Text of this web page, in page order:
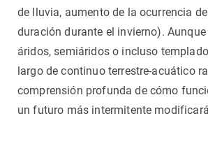
de lluvia, aumento de la ocurrencia
duración durante el invierno).
áridos, semiáridos o incluso
largo de continuo terrestre-acuático
comprensión profunda de cómo
un futuro más intermitente